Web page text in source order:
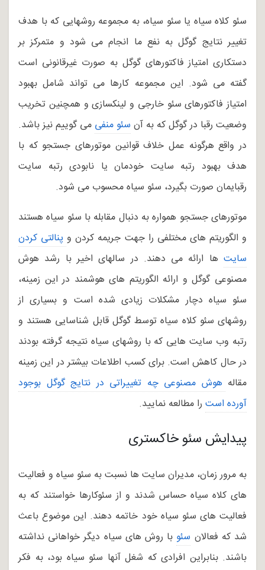
سئو کلاه سیاه یا سئو سیاه، به مجموعه روشهایی که با هدف
تغییر نتایج گوگل به نفع ما انجام می شود و متمرکز بر
دستکاری امتیاز فاکتورهای گوگل به صورت غیرقانونی است
گفته می شود. این مجموعه کارها می تواند شامل بهبود
امتیاز فاکتورهای سئو خارجی و لینکسازی و همچنین تخریب
وضعیت رقبا در گوگل که به آن سئو منفی می گوییم نیز باشد.
در واقع هرگونه عمل خلاف قوانین موتورهای جستجو که با
هدف بهبود رتبه سایت خودمان یا نابودی رتبه سایت
رقبایمان صورت بگیرد، سئو سیاه محسوب می شود.
موتورهای جستجو همواره به دنبال مقابله با سئو سیاه هستند
و الگوریتم های مختلفی را جهت جریمه کردن و
سایت ها ارائه می دهند. در سالهای اخیر با رشد هوش
مصنوعی گوگل و ارائه الگوریتم های هوشمند در این زمینه،
سئو سیاه دچار مشکلات زیادی شده است و بسیاری از
روشهای سئو کلاه سیاه توسط گوگل قابل شناسایی هستند و
رتبه وب سایت هایی که با روشهای سیاه نتیجه گرفته بودند
در حال کاهش است. برای کسب اطلاعات بیشتر در این زمینه
مقاله
آورده است را مطالعه نمایید.
پیدایش سئو خاکستری
به مرور زمان، مدیران سایت ها نسبت به سئو سیاه و فعالیت
های کلاه سیاه حساس شدند و از سئوکارها خواستند که به
فعالیت های سئو سیاه خود خاتمه دهند. این موضوع باعث
شد که فعالان سئو با روش های سیاه دیگر خواهانی نداشته
باشند. بنابراین افرادی که شغل آنها سئو سیاه بود، به فکر